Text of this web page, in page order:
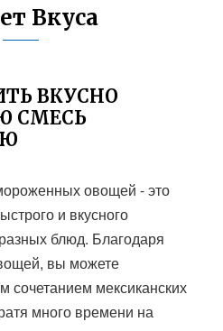
Вкуса
ВКУСНО
СМЕСЬ
овощей - это
и вкусного
блюд. Благодаря
вы можете
сочетанием мексиканских
много времени на